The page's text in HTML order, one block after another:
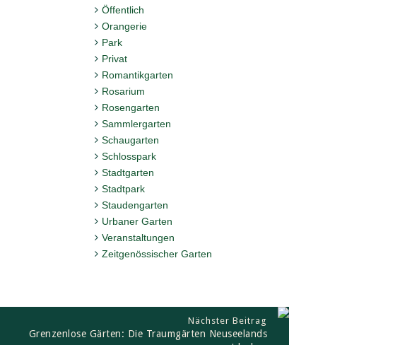
Öffentlich
Orangerie
Park
Privat
Romantikgarten
Rosarium
Rosengarten
Sammlergarten
Schaugarten
Schlosspark
Stadtgarten
Stadtpark
Staudengarten
Urbaner Garten
Veranstaltungen
Zeitgenössischer Garten
Nächster Beitrag
Grenzenlose Gärten: Die Traumgärten Neuseelands